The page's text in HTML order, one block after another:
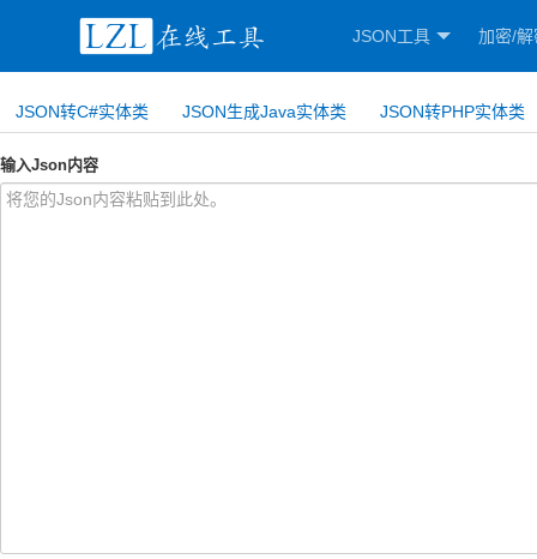
JSON工具 加密/解
JSON转C#实体类 JSON生成Java实体类 JSON转PHP实体类
输入Json内容